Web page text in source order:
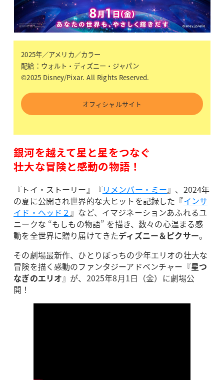
2025年／アメリカ／カラー
配給：ウォルト・ディズニー・ジャパン
©2025 Disney/Pixar. All Rights Reserved.
オフィシャルサイト
銀河を越えて星と星をつなぐ
壮大な冒険と感動の物語！
『トイ・ストーリー』『リメンバー・ミー』、2024年
の夏に公開され世界的な大ヒットを記録した『インサ
イド・ヘッド２ 』など、イマジネーションあふれるユ
ニークな “もしもの物語” を描き、数々の心温まる感
動を全世界に贈り届けてきたディズニー＆ピクサー。
その劇場最新作、ひとりぼっちの少年エリオの壮大な
冒険を描く感動のファンタジーアドベンチャー『星つ
なぎのエリオ』が、2025年8月1日（金）に劇場公
開！